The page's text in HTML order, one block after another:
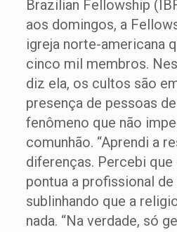
Brazilian Fellowship
aos domingos, a
igreja norte-americana
cinco mil membros.
diz ela, os cultos são
presença de pessoas
fenômeno que não
comunhão. “Aprendi a
diferenças. Percebi que
pontua a profissional de
sublinhando que a
nada. “Na verdade, só